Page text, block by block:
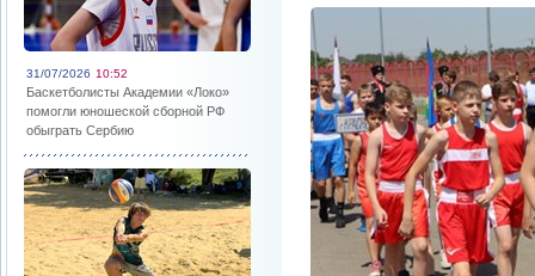
31/07/2026 10:52
Баскетболисты Академии «Локо»
помогли юношеской сборной РФ
обыграть Сербию